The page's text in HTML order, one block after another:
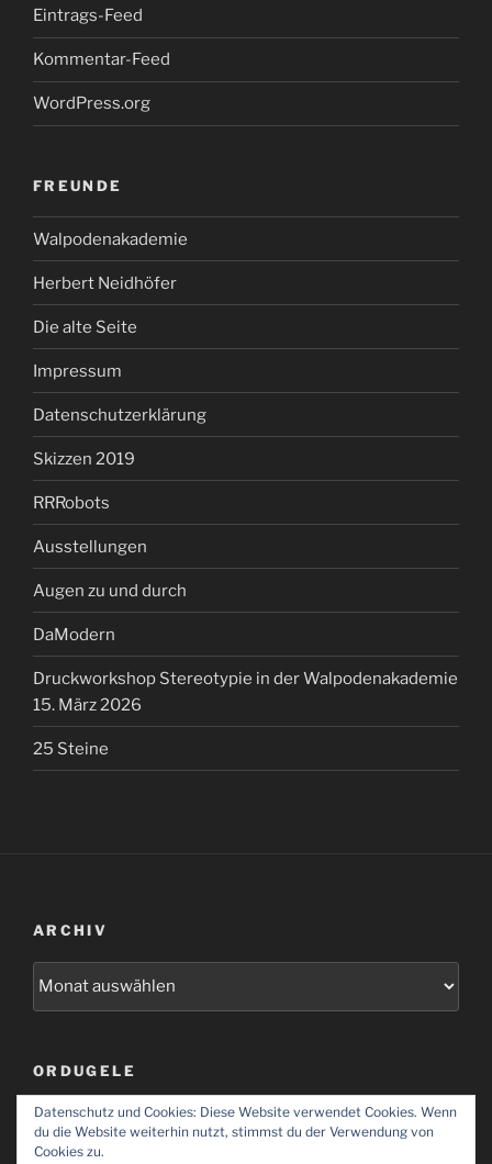
Eintrags-Feed
Kommentar-Feed
WordPress.org
FREUNDE
Walpodenakademie
Herbert Neidhöfer
Die alte Seite
Impressum
Datenschutzerklärung
Skizzen 2019
RRRobots
Ausstellungen
Augen zu und durch
DaModern
Druckworkshop Stereotypie in der Walpodenakademie
15. März 2026
25 Steine
ARCHIV
ORDUGELE
Ordugele
Datenschutz und Cookies: Diese Website verwendet Cookies. Wenn
du die Website weiterhin nutzt, stimmst du der Verwendung von
Cookies zu.